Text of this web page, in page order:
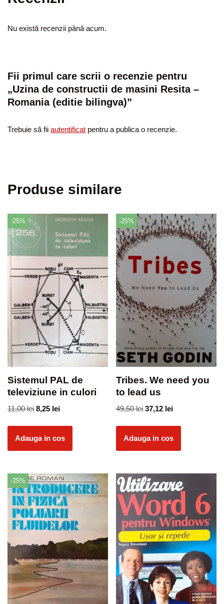
Nu există recenzii până acum.
Fii primul care scrii o recenzie pentru
„Uzina de constructii de masini Resita –
Romania (editie bilingva)”
Trebuie să fii autentificat pentru a publica o recenzie.
Produse similare
-25%
Sistemul PAL de
televiziune in culori
11,00lei 8,25 lei
Adauga in cos
-25%
Tribes. We need you
to lead us
49,50lei 37,12 lei
Adauga in cos
-25%